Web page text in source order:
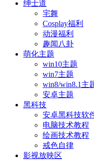
绅士道
宅舞
Cosplay福利
动漫福利
趣闻八卦
萌化主题
win10主题
win7主题
win8/win8.1主
安卓主题
黑科技
安卓黑科技软
电脑技术教程
绘画技术教程
戒色自律
影视放映区